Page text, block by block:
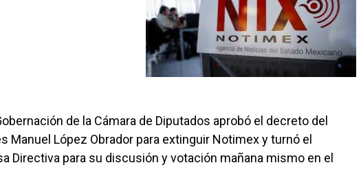
de la Cámara de Diputados aprobó el decreto del
Manuel López Obrador para extinguir Notimex y turnó el
Directiva para su discusión y votación mañana mismo en el